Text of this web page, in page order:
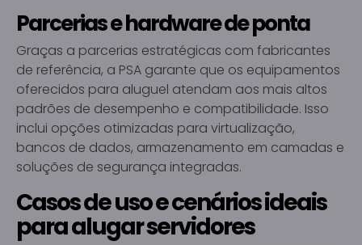
Parcerias e hardware de ponta
Graças a parcerias estratégicas com fabricantes
de referência, a PSA garante que os equipamentos
oferecidos para aluguel atendam aos mais altos
padrões de desempenho e compatibilidade. Isso
inclui opções otimizadas para virtualização,
bancos de dados, armazenamento em camadas e
soluções de segurança integradas.
Casos de uso e cenários ideais
para alugar servidores